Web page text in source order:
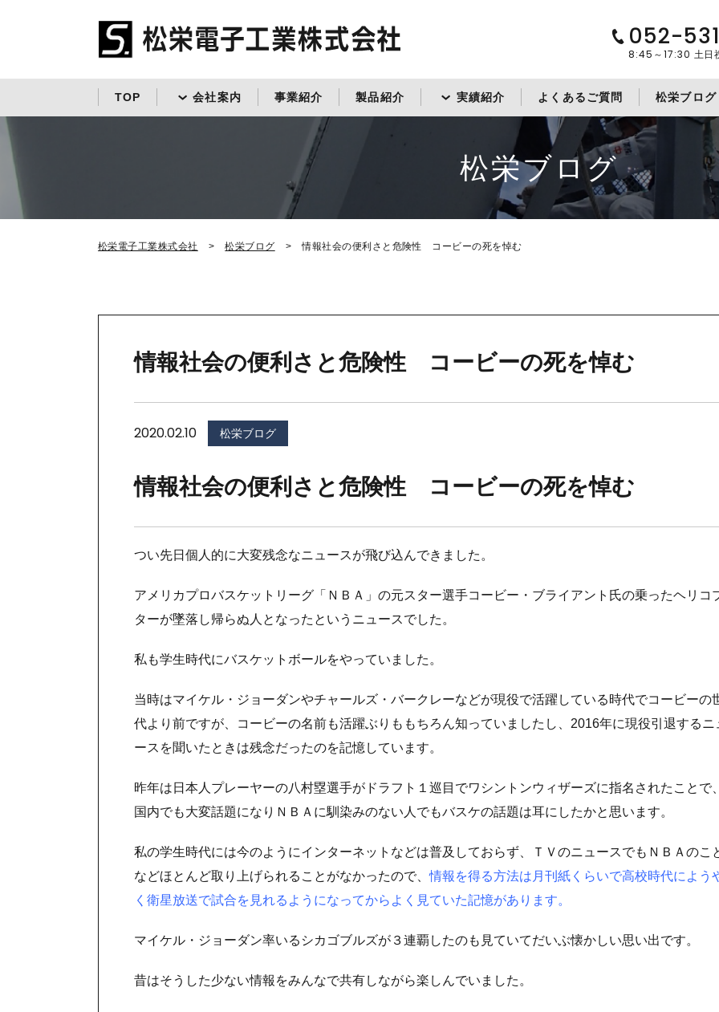
052-
8:45～17:30 土日
TOP 会社案内 事業紹介 製品紹介 実績紹介 よくあるご質問 松栄ブログ
松栄ブログ
松栄電子工業株式会社 松栄ブログ 情報社会の便利さと危険性 コービーの死を悼む
情報社会の便利さと危険性 コービーの死を悼む
2020.02.10 松栄ブログ
情報社会の便利さと危険性 コービーの死を悼む
つい先日個人的に大変残念なニュースが飛び込んできました。
アメリカプロバスケットリーグ「ＮＢＡ」の元スター選手コービー・ブライアント氏の乗ったヘリコ
ターが墜落し帰らぬ人となったというニュースでした。
私も学生時代にバスケットボールをやっていました。
当時はマイケル・ジョーダンやチャールズ・バークレーなどが現役で活躍している時代でコービーの
代より前ですが、コービーの名前も活躍ぶりももちろん知っていましたし、2016年に現役引退するニ
ースを聞いたときは残念だったのを記憶しています。
昨年は日本人プレーヤーの八村塁選手がドラフト１巡目でワシントンウィザーズに指名されたことで
国内でも大変話題になりＮＢＡに馴染みのない人でもバスケの話題は耳にしたかと思います。
私の学生時代には今のようにインターネットなどは普及しておらず、ＴＶのニュースでもＮＢＡのこ
などほとんど取り上げられることがなかったので、情報を得る方法は月刊紙くらいで高校時代によう
く衛星放送で試合を見れるようになってからよく見ていた記憶があります。
マイケル・ジョーダン率いるシカゴブルズが３連覇したのも見ていてだいぶ懐かしい思い出です。
昔はそうした少ない情報をみんなで共有しながら楽しんでいました。